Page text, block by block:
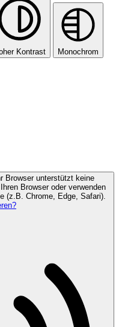
Kontrast Monochrom
Browser unterstützt keine
Browser oder verwenden
(z.B. Chrome, Edge, Safari).